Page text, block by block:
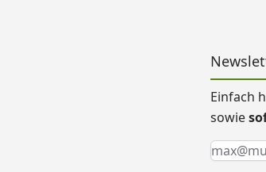
Einfach
sowie
Keine
Eingabe
E-Mail *